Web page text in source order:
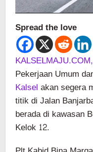
Spread the love
Pekerjaan Umum
Kalselakan segera
titik di Jalan
berada di kawasan
Kelok 12.